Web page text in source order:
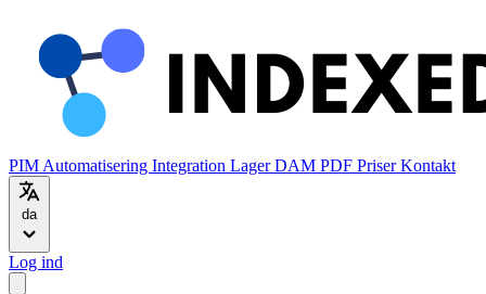
PIM Automatisering Integration LagerDAM PDF PriserKontakt
da
Log ind